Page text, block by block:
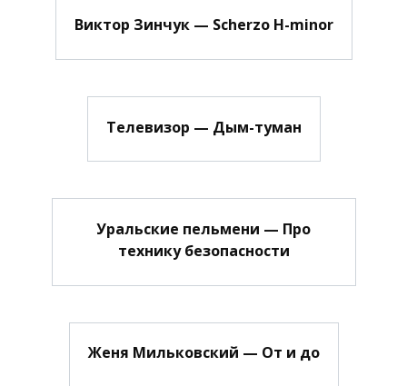
Виктор Зинчук — Scherzo H-minor
Телевизор — Дым-туман
Уральские пельмени — Про
технику безопасности
Женя Мильковский — От и до